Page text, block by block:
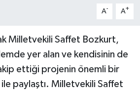
A- A+
Milletvekili Saffet Bozkurt,
yer alan ve kendisinin de
ettiği projenin önemli bir
ile paylaştı. Milletvekili Saffet